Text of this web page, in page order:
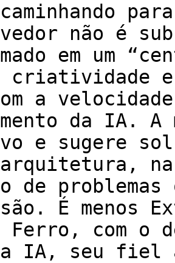
caminhando
não é
em um
criatividade
a
da IA.
e sugere
de
É menos
Ferro, com o
IA, seu fiel